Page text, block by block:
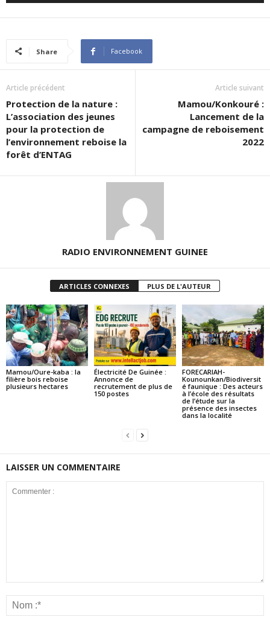
Share Facebook
Article précédent
Protection de la nature :
L’association des jeunes
pour la protection de
l’environnement reboise la
forêt d’ENTAG
Article suivant
Mamou/Konkouré :
Lancement de la
campagne de reboisement
2022
RADIO ENVIRONNEMENT GUINEE
ARTICLES CONNEXES PLUS DE L'AUTEUR
Mamou/Oure-kaba : la
filière bois reboise
plusieurs hectares
Électricité De Guinée :
Annonce de
recrutement de plus de
150 postes
FORECARIAH-
Kounounkan/Biodiversit
é faunique : Des acteurs
à l’école des résultats
de l’étude sur la
présence des insectes
dans la localité
LAISSER UN COMMENTAIRE